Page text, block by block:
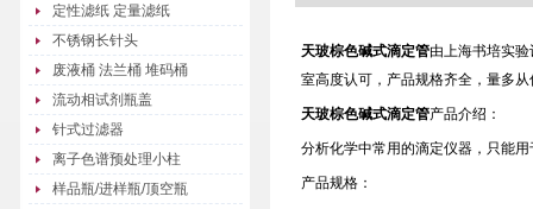
定性滤纸 定量滤纸
不锈钢长针头
废液桶 法兰桶 堆码桶
流动相试剂瓶盖
针式过滤器
离子色谱预处理小柱
样品瓶/进样瓶/顶空瓶
天玻棕色碱式滴定管由上海书培实
室高度认可，产品规格齐全，量多
天玻棕色碱式滴定管产品介绍：
分析化学中常用的滴定仪器，只能
产品规格：